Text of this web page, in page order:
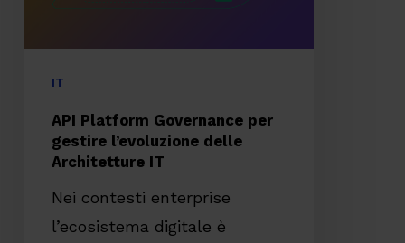
Architetture
IT
API Platform Governance per
gestire l’evoluzione delle
Architetture IT
Nei contesti enterprise
l’ecosistema digitale è